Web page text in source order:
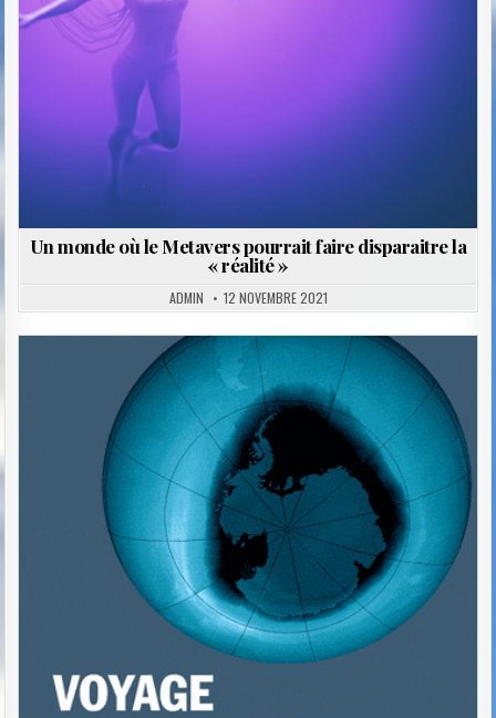
Un monde où le Metavers pourrait faire disparaitre la
« réalité »
ADMIN 12 NOVEMBRE 2021
Posted
in